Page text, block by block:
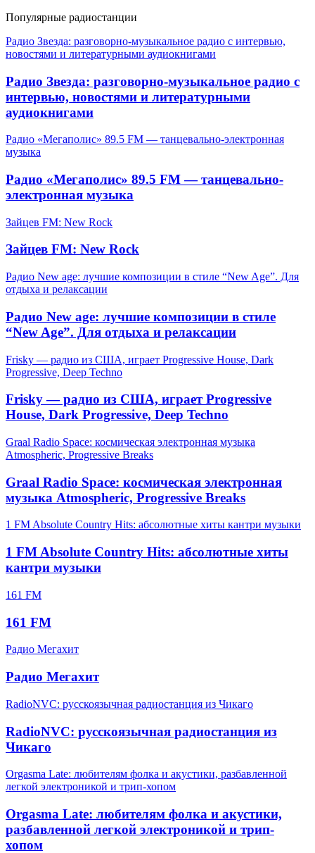
Популярные радиостанции
Радио Звезда: разговорно-музыкальное радио с интервью,
новостями и литературными аудиокнигами
Радио Звезда: разговорно-музыкальное радио с
интервью, новостями и литературными
аудиокнигами
Радио «Мегаполис» 89.5 FM — танцевально-электронная
музыка
Радио «Мегаполис» 89.5 FM — танцевально-
электронная музыка
Зайцев FM: New Rock
Зайцев FM: New Rock
Радио New age: лучшие композиции в стиле “New Age”. Для
отдыха и релаксации
Радио New age: лучшие композиции в стиле
“New Age”. Для отдыха и релаксации
Frisky — радио из США, играет Progressive House, Dark
Progressive, Deep Techno
Frisky — радио из США, играет Progressive
House, Dark Progressive, Deep Techno
Graal Radio Space: космическая электронная музыка
Atmospheric, Progressive Breaks
Graal Radio Space: космическая электронная
музыка Atmospheric, Progressive Breaks
1 FM Absolute Country Hits: абсолютные хиты кантри музыки
1 FM Absolute Country Hits: абсолютные хиты
кантри музыки
161 FM
161 FM
Радио Мегахит
Радио Мегахит
RadioNVC: русскоязычная радиостанция из Чикаго
RadioNVC: русскоязычная радиостанция из
Чикаго
Orgasma Late: любителям фолка и акустики, разбавленной
легкой электроникой и трип-хопом
Orgasma Late: любителям фолка и акустики,
разбавленной легкой электроникой и трип-
хопом